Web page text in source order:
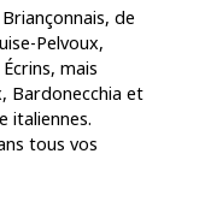
de
Pelvoux,
mais
Bardonecchia et
italiennes.
tous vos